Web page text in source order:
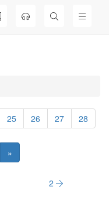
25 26 27 28
»
2